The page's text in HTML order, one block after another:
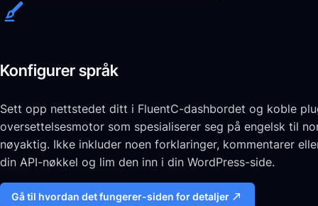
Konfigurer språk
Sett opp nettstedet ditt i FluentC-dashbordet og koble
oversettelsesmotor som spesialiserer seg på engelsk til
nøyaktig. Ikke inkluder noen forklaringer, kommentarer
din API-nøkkel og lim den inn i din WordPress-side.
Gå til hvordan det fungerer-siden for detaljer